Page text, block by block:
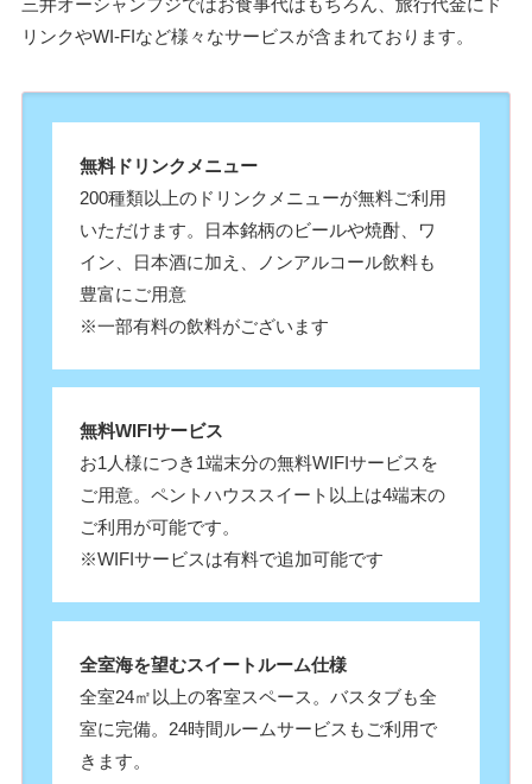
三井オーシャンフジではお食事代はもちろん、旅行代金にド
リンクやWI-FIなど様々なサービスが含まれております。
無料ドリンクメニュー
200種類以上のドリンクメニューが無料ご利用
いただけます。日本銘柄のビールや焼酎、ワ
イン、日本酒に加え、ノンアルコール飲料も
豊富にご用意
※一部有料の飲料がございます
無料WIFIサービス
お1人様につき1端末分の無料WIFIサービスを
ご用意。ペントハウススイート以上は4端末の
ご利用が可能です。
※WIFIサービスは有料で追加可能です
全室海を望むスイートルーム仕様
全室24㎡以上の客室スペース。バスタブも全
室に完備。24時間ルームサービスもご利用で
きます。